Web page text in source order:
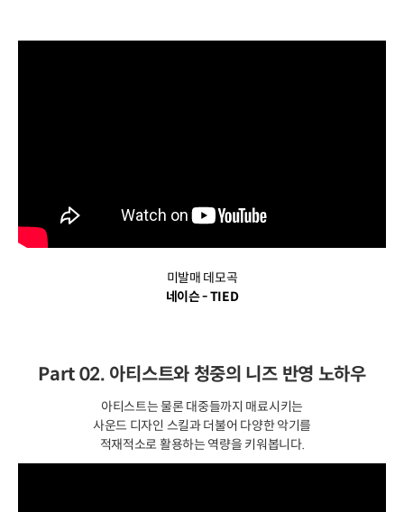
미발매 데모곡
네이슨 - TIED
Part 02. 아티스트와 청중의 니즈 반영 노하우
아티스트는 물론 대중들까지 매료시키는
사운드 디자인 스킬과 더불어 다양한 악기를
적재적소로 활용하는 역량을 키워봅니다.